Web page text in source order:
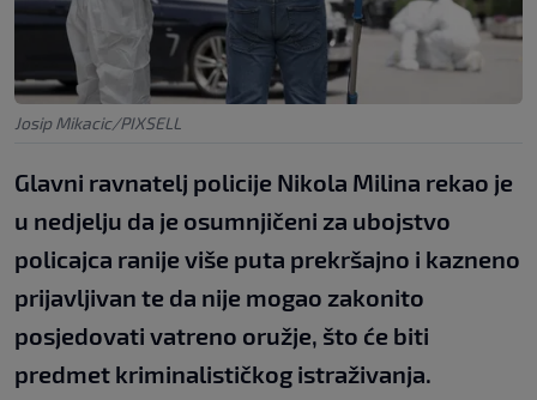
Josip Mikacic/PIXSELL
Glavni ravnatelj policije Nikola Milina rekao je
u nedjelju da je osumnjičeni za ubojstvo
policajca ranije više puta prekršajno i kazneno
prijavljivan te da nije mogao zakonito
posjedovati vatreno oružje, što će biti
predmet kriminalističkog istraživanja.